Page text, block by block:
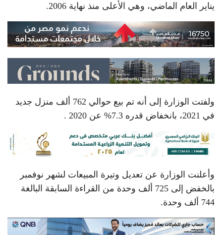
يناير العام الماضي، وهي الأعلى منذ نهاية 2006.
ولفتت الوزارة إلى أنه تم بيع حوالي 762 ألف منزل جديد
في 2021، بانخفاض قدره 7.3% عن 2020 .
وأعلنت الوزارة عن تعديل وتيرة المبيعات لشهر نوفمبر
بالخفض إلى 725 ألف وحدة من القراءة السابقة البالغة
744 ألف وحدة.